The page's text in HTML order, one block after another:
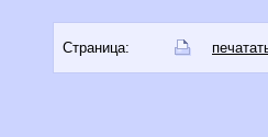
Страница: